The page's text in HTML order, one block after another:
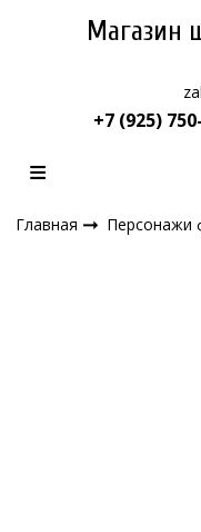
Магазин
+7 (925)
Главная Персонажи